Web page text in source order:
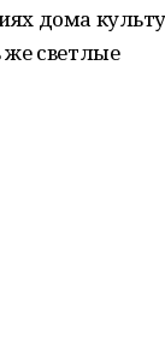
дома
же светлые